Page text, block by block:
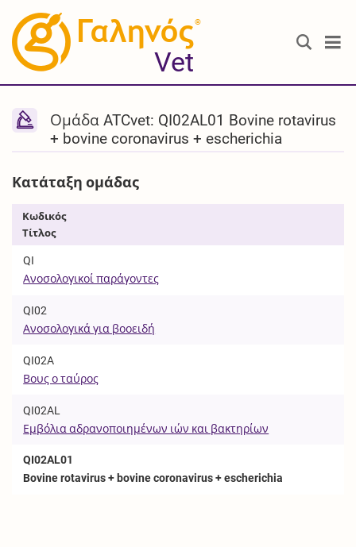
®
Vet
Ομάδα ATCvet: QI02AL01 Bovine rotavirus
+ bovine coronavirus + escherichia
Κατάταξη ομάδας
Κωδικός
Τίτλος
QI
Ανοσολογικοί παράγοντες
QI02
Ανοσολογικά για βοοειδή
QI02A
Βους ο ταύρος
QI02AL
Εμβόλια αδρανοποιημένων ιών και βακτηρίων
QI02AL01
Bovine rotavirus + bovine coronavirus + escherichia